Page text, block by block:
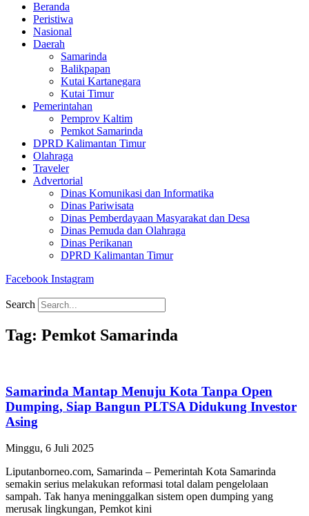
Beranda
Peristiwa
Nasional
Daerah
Samarinda
Balikpapan
Kutai Kartanegara
Kutai Timur
Pemerintahan
Pemprov Kaltim
Pemkot Samarinda
DPRD Kalimantan Timur
Olahraga
Traveler
Advertorial
Dinas Komunikasi dan Informatika
Dinas Pariwisata
Dinas Pemberdayaan Masyarakat dan Desa
Dinas Pemuda dan Olahraga
Dinas Perikanan
DPRD Kalimantan Timur
Facebook Instagram
Search
Tag: Pemkot Samarinda
Samarinda Mantap Menuju Kota Tanpa Open
Dumping, Siap Bangun PLTSA Didukung Investor
Asing
Minggu, 6 Juli 2025
Liputanborneo.com, Samarinda – Pemerintah Kota Samarinda
semakin serius melakukan reformasi total dalam pengelolaan
sampah. Tak hanya meninggalkan sistem open dumping yang
merusak lingkungan, Pemkot kini